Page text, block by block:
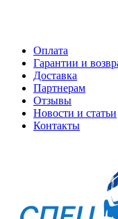
Оплата
Гарантии и
Доставка
Партнерам
Отзывы
Новости и статьи
Контакты